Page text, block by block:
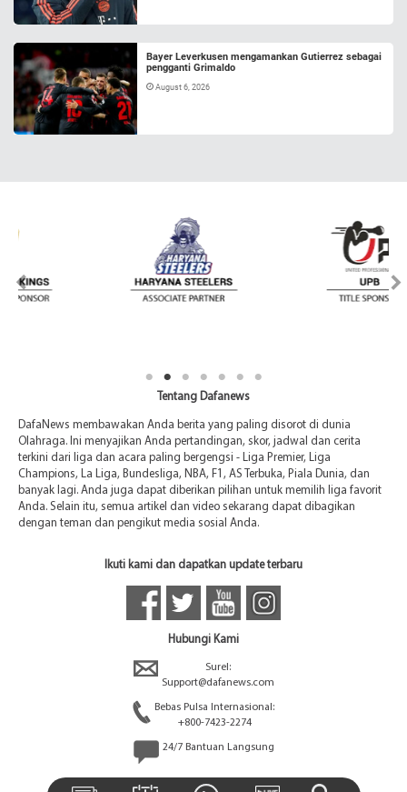
Bayer Leverkusen mengamankan Gutierrez sebagai
pengganti Grimaldo
August 6, 2026
Tentang Dafanews
DafaNews membawakan Anda berita yang paling disorot di dunia
Olahraga. Ini menyajikan Anda pertandingan, skor, jadwal dan cerita
terkini dari liga dan acara paling bergengsi - Liga Premier, Liga
Champions, La Liga, Bundesliga, NBA, F1, AS Terbuka, Piala Dunia, dan
banyak lagi. Anda juga dapat diberikan pilihan untuk memilih liga favorit
Anda. Selain itu, semua artikel dan video sekarang dapat dibagikan
dengan teman dan pengikut media sosial Anda.
Ikuti kami dan dapatkan update terbaru
Hubungi Kami
Surel:
Support@dafanews.com
Bebas Pulsa Internasional:
+800-7423-2274
24/7 Bantuan Langsung